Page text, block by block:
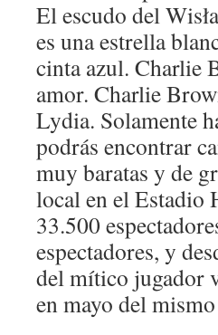
El escudo del
es una estrella
cinta azul. Charlie
amor. Charlie
Lydia. Solamente
podrás encontrar
muy baratas y de
local en el Estadio
33.500
espectadores, y
del mítico jugador
en mayo del